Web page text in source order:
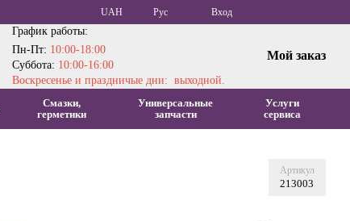
UAH Рус Вход
График работы:
Пн-Пт: 10:00-18:00
Суббота: 10:00-16:00
Воскресенье и праздничые дни: выходной.
Мой заказ
Смазки,
герметики
Универсальные
запчасти
Услуги
сервиса
Артикул
213003